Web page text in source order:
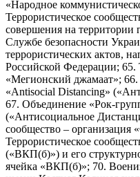
«Народное
Террористическое
совершения на территории
Службе безопасности
террористических актов,
Российской Федерации; 65.
«Мегионский джамаат»;
«Antisocial Distancing»
67. Объединение «Рок-
(«Антисоциальное
сообщество – организация
Террористическое
(«ВКП(б)») и его
ячейка «ВКП(б)»; 70.